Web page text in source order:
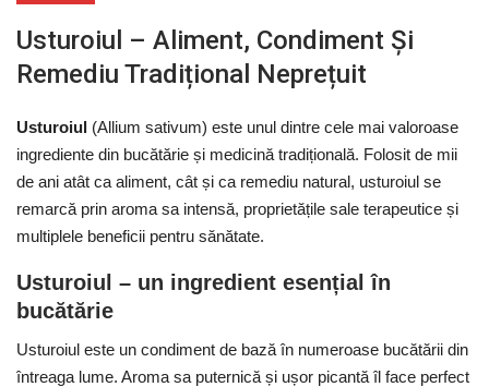
Usturoiul – Aliment, Condiment Și
Remediu Tradițional Neprețuit
Usturoiul (Allium sativum) este unul dintre cele mai valoroase
ingrediente din bucătărie și medicină tradițională. Folosit de mii
de ani atât ca aliment, cât și ca remediu natural, usturoiul se
remarcă prin aroma sa intensă, proprietățile sale terapeutice și
multiplele beneficii pentru sănătate.
Usturoiul – un ingredient esențial în
bucătărie
Usturoiul este un condiment de bază în numeroase bucătării din
întreaga lume. Aroma sa puternică și ușor picantă îl face perfect